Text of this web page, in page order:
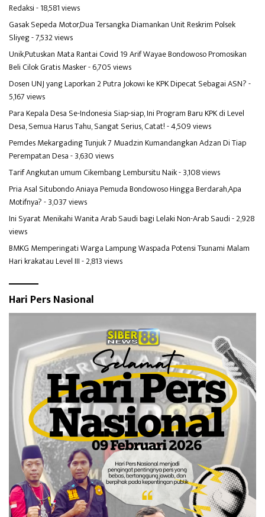
Redaksi- 18,581 views
Gasak Sepeda Motor,Dua Tersangka Diamankan Unit Reskrim Polsek
Sliyeg- 7,532 views
Unik,Putuskan Mata Rantai Covid 19 Arif Wayae Bondowoso Promosikan
Beli Cilok Gratis Masker- 6,705 views
Dosen UNJ yang Laporkan 2 Putra Jokowi ke KPK Dipecat Sebagai ASN?-
5,167 views
Para Kepala Desa Se-Indonesia Siap-siap, Ini Program Baru KPK di Level
Desa, Semua Harus Tahu, Sangat Serius, Catat!- 4,509 views
Pemdes Mekargading Tunjuk 7 Muadzin Kumandangkan Adzan Di Tiap
Perempatan Desa- 3,630 views
Tarif Angkutan umum Cikembang Lembursitu Naik- 3,108 views
Pria Asal Situbondo Aniaya Pemuda Bondowoso Hingga Berdarah,Apa
Motifnya?- 3,037 views
Ini Syarat Menikahi Wanita Arab Saudi bagi Lelaki Non-Arab Saudi- 2,928
views
BMKG Memperingati Warga Lampung Waspada Potensi Tsunami Malam
Hari krakatau Level III- 2,813 views
Hari Pers Nasional